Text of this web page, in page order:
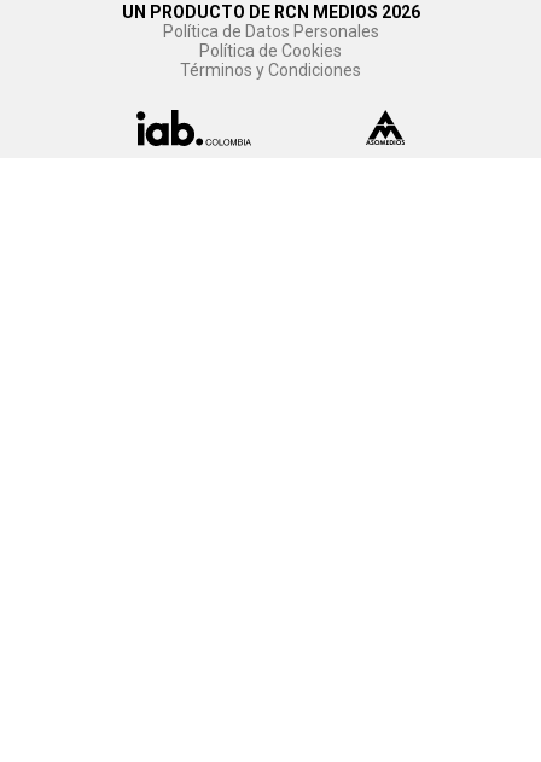
UN PRODUCTO DE RCN MEDIOS 2026
Política de Datos Personales
Política de Cookies
Términos y Condiciones